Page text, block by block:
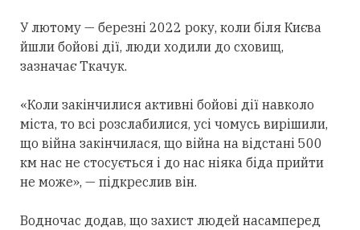
У лютому — березні 2022 року, коли біля Києва
йшли бойові дії, люди ходили до сховищ,
зазначає Ткачук.
«Коли закінчилися активні бойові дії навколо
міста, то всі розслабилися, усі чомусь вирішили,
що війна закінчилася, що війна на відстані 500
км нас не стосується і до нас ніяка біда прийти
не може», — підкреслив він.
Водночас додав, що захист людей насамперед